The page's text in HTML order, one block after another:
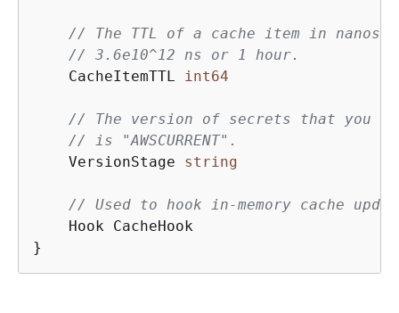
// The TTL of a cache item in
// 3.6e10^12 ns or 1 hour.
    CacheItemTTL
int64
// The version of secrets that you
// is "AWSCURRENT".
    VersionStage
string
// Used to hook in-memory cache
    Hook CacheHook
}